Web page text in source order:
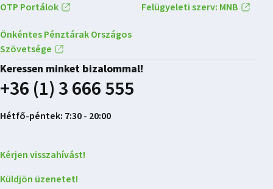
OTP Portálok
Önkéntes Pénztárak Országos
Szövetsége
Felügyeleti szerv: MNB
Keressen minket bizalommal!
+36 (1) 3 666 555
Hétfő-péntek: 7:30 - 20:00
Kérjen visszahívást!
Küldjön üzenetet!